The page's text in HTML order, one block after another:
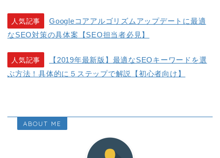
人気記事
Googleコアアルゴリズムアップデートに最適
なSEO対策の具体案【SEO担当者必見】
人気記事
【2019年最新版】最適なSEOキーワードを選
ぶ方法！具体的に５ステップで解説【初心者向け】
ABOUT ME